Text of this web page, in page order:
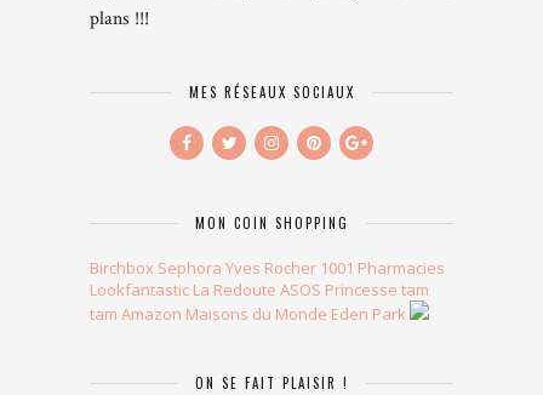
plans !!!
MES RÉSEAUX SOCIAUX
MON COIN SHOPPING
Birchbox Sephora Yves Rocher 1001 Pharmacies
Lookfantastic La Redoute ASOS Princesse tam
tam Amazon Maisons du Monde Eden Park
ON SE FAIT PLAISIR !